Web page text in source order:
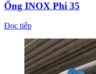
Ống INOX Phi 35
Đọc tiếp